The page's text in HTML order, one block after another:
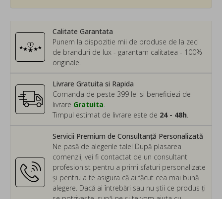
Calitate Garantata
Punem la dispozitie mii de produse de la zeci
de branduri de lux - garantam calitatea - 100%
originale.
Servicii Premium de Consultanță Personalizată
Ne pasă de alegerile tale! După plasarea
comenzii, vei fi contactat de un consultant
profesionist pentru a primi sfaturi personalizate
și pentru a te asigura că ai făcut cea mai bună
alegere. Dacă ai întrebări sau nu știi ce produs ți
Livrare Gratuita si Rapida
Comanda de peste 399 lei si beneficiezi de
livrare Gratuita
Timpul estimat de livrare este de 24 - 48h